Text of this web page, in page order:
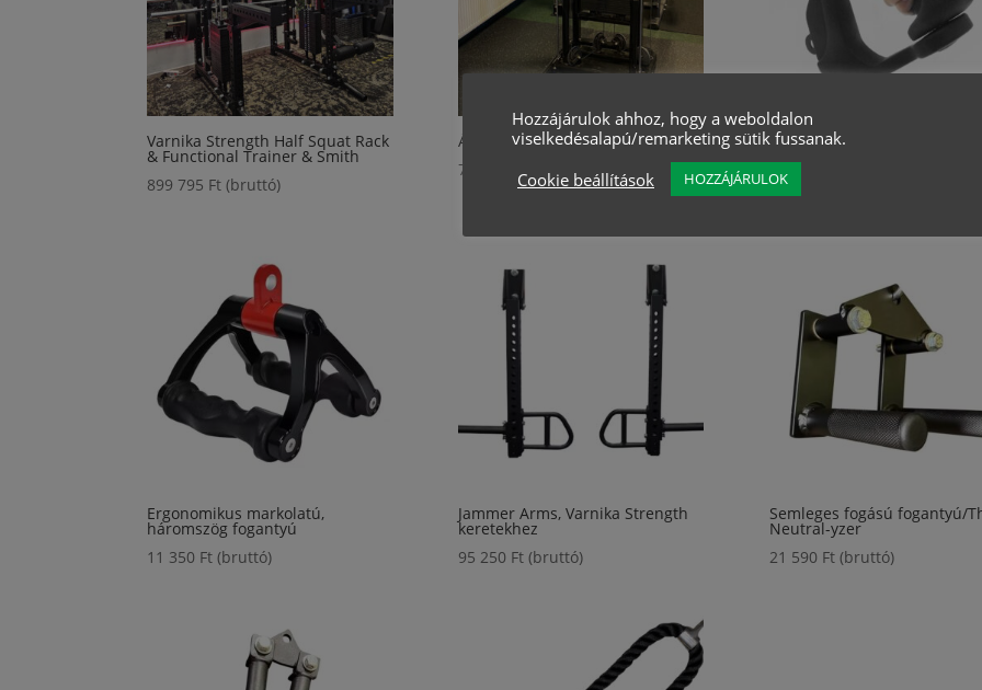
Varnika Strength Half Squat Rack
& Functional Trainer & Smith
899 795 Ft (bruttó)
Álló, kétkaros váll-mell gép
792 480
(bruttó)
Ergonomikus markolatú,
15 513
Ergonomikus markolatú,
háromszög fogantyú
11 350 Ft (bruttó)
Jammer Arms, Varnika Strength
keretekhez
95 250 Ft (bruttó)
Semleges fogású fogantyú/
Neutral-yzer
21 590 Ft (bruttó)
Hozzájárulok ahhoz, hogy a weboldalon
viselkedésalapú/remarketing sütik fussanak.
Cookie beállítások
HOZZÁJÁRULOK